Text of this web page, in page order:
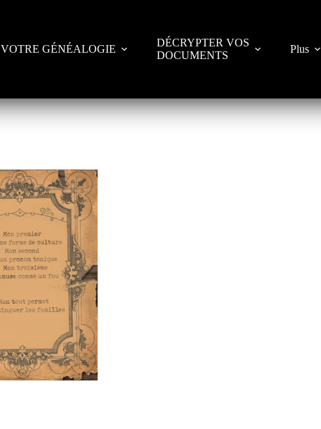
VOTRE GÉNÉALOGIE
DÉCRYPTER VOS
DOCUMENTS
Plus